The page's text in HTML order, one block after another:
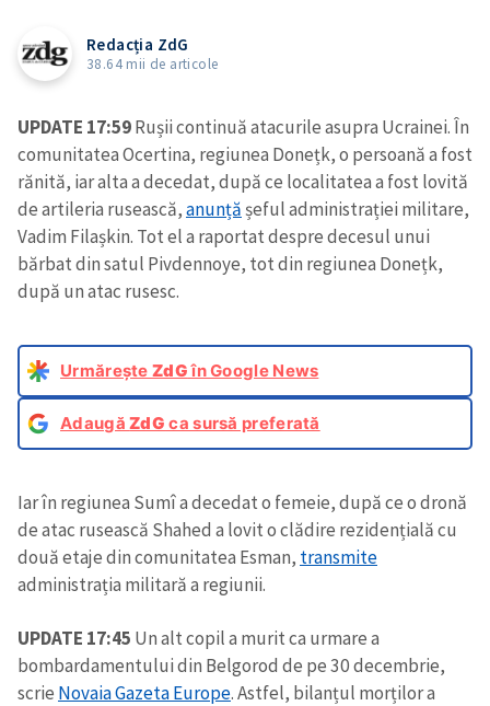
Redacția ZdG
38.64 mii de articole
UPDATE 17:59Rușii continuă atacurile asupra Ucrainei. În
comunitatea Ocertina, regiunea Donețk, o persoană a fost
rănită, iar alta a decedat, după ce localitatea a fost lovită
de artileria rusească,anunțășeful administrației militare,
Vadim Filașkin. Tot el a raportat despre decesul unui
bărbat din satul Pivdennoye, tot din regiunea Donețk,
după un atac rusesc.
Urmărește ZdGîn Google News
AdaugăZdG ca sursă preferată
Iar în regiunea Sumî a decedat o femeie, după ce o dronă
de atac rusească Shahed a lovit o clădire rezidențială cu
două etaje din comunitatea Esman, transmite
administrația militară a regiunii.
UPDATE 17:45 Un alt copil a murit ca urmare a
bombardamentului din Belgorod de pe 30 decembrie,
scrie Novaia Gazeta Europe. Astfel, bilanțul morților a